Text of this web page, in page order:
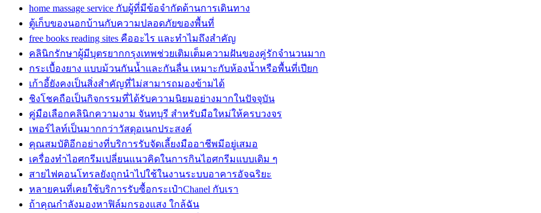
home massage service กับผู้ที่มีข้อจำกัดด้านการเดินทาง
ตู้เก็บของนอกบ้านกับความปลอดภัยของพื้นที่
free books reading sites คืออะไร และทำไมถึงสำคัญ
คลินิกรักษาผู้มีบุตรยากกรุงเทพช่วยเติมเต็มความฝันของคู่รักจำนวนมาก
กระเบื้องยาง แบบม้วนกันน้ำและกันลื่น เหมาะกับห้องน้ำหรือพื้นที่เปียก
เก้าอี้ยังคงเป็นสิ่งสำคัญที่ไม่สามารถมองข้ามได้
ชิงโชคถือเป็นกิจกรรมที่ได้รับความนิยมอย่างมากในปัจจุบัน
คู่มือเลือกคลินิกความงาม จันทบุรี สำหรับมือใหม่ให้ครบวงจร
เพอร์ไลท์เป็นมากกว่าวัสดุอเนกประสงค์
คุณสมบัติอีกอย่างที่บริการรับจัดเลี้ยงมืออาชีพมีอยู่เสมอ
เครื่องทำไอศกรีมเปลี่ยนแนวคิดในการกินไอศกรีมแบบเดิม ๆ
สายไฟคอนโทรลยังถูกนำไปใช้ในงานระบบอาคารอัจฉริยะ
หลายคนที่เคยใช้บริการรับซื้อกระเป๋าChanel กับเรา
ถ้าคุณกำลังมองหาฟิล์มกรองแสง ใกล้ฉัน